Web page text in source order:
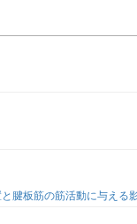
腱板筋の筋活動に与える